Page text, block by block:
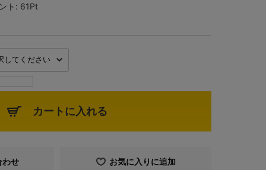
ト: 61Pt
カートに入れる
わせ お気に入りに追加